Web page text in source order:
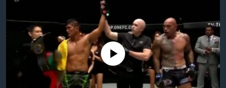
ရုပ်ရှင်ထဲက အင်္ဂလိပ်စာ
သုတပဒေသာ အင်္ဂလိပ်စာ
တီဗွီ
ရေဒီယိုနှင့်ရုပ်သံ အချက်အလက်များ
ရေဒီယို/တီဗွီအစီအစဉ်
Learning English
ဗွီအိုအေ လူမှုကွန်ယက်များ
No media source currently available